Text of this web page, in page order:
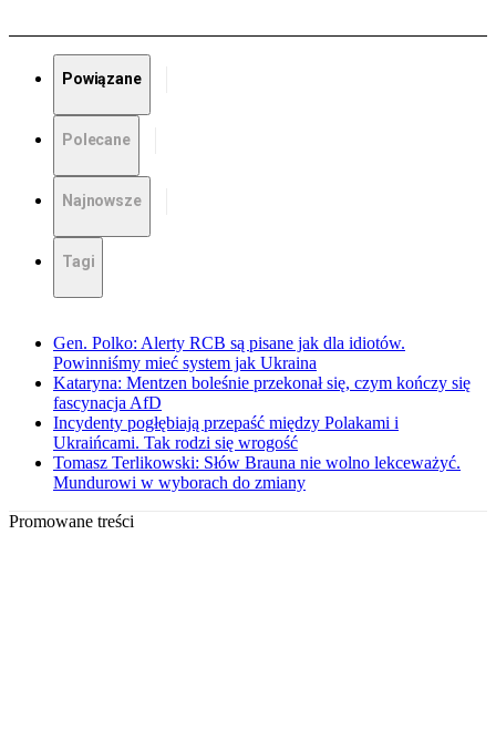
Powiązane
Polecane
Najnowsze
Tagi
Gen. Polko: Alerty RCB są pisane jak dla idiotów.
Powinniśmy mieć system jak Ukraina
Kataryna: Mentzen boleśnie przekonał się, czym kończy się
fascynacja AfD
Incydenty pogłębiają przepaść między Polakami i
Ukraińcami. Tak rodzi się wrogość
Tomasz Terlikowski: Słów Brauna nie wolno lekceważyć.
Mundurowi w wyborach do zmiany
Promowane treści